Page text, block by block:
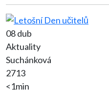
08 dub
Aktuality
Suchánková
2713
<1min